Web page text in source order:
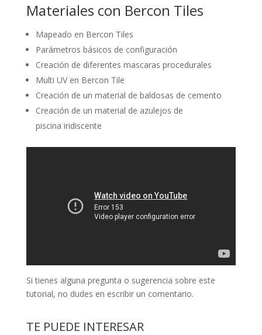
Materiales con Bercon Tiles
Mapeado en Bercon Tiles
Parámetros básicos de configuración
Creación de diferentes mascaras procedurales
Multi UV en Bercon Tile
Creación de un material de baldosas de cemento
Creación de un material de azulejos de
piscina iridiscente
Si tienes alguna pregunta o sugerencia sobre este
tutorial, no dudes en escribir un comentario.
TE PUEDE INTERESAR